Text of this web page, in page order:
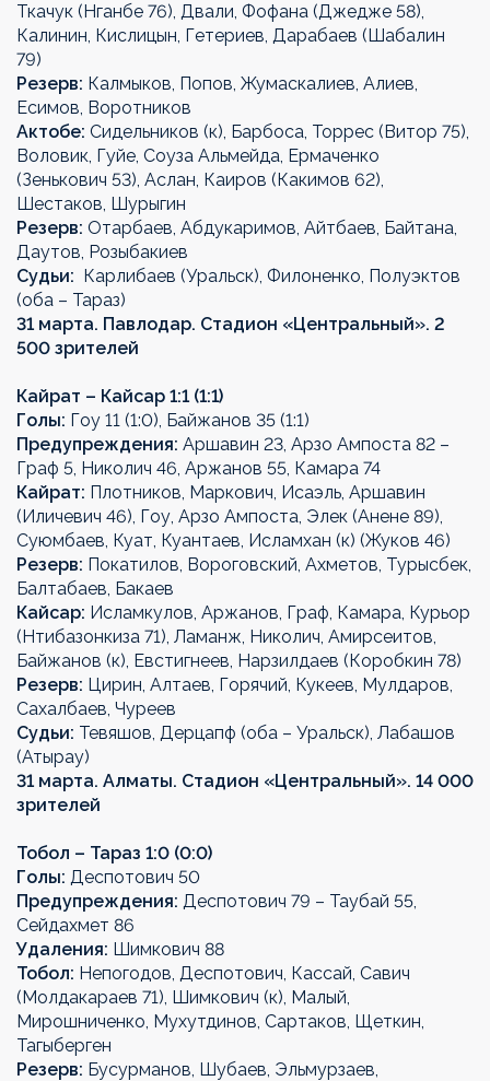
Ткачук (Нганбе 76), Двали, Фофана (Джедже 58),
Калинин, Кислицын, Гетериев, Дарабаев (Шабалин
79)
Резерв: Калмыков, Попов, Жумаскалиев, Алиев,
Есимов, Воротников
Актобе: Сидельников (к), Барбоса, Торрес (Витор 75),
Воловик, Гуйе, Соуза Альмейда, Ермаченко
(Зенькович 53), Аслан, Каиров (Какимов 62),
Шестаков, Шурыгин
Резерв: Отарбаев, Абдукаримов, Айтбаев, Байтана,
Даутов, Розыбакиев
Судьи: Карлибаев (Уральск), Филоненко, Полуэктов
(оба – Тараз)
31 марта. Павлодар. Стадион «Центральный». 2
500 зрителей
Кайрат – Кайсар 1:1 (1:1)
Голы: Гоу 11 (1:0), Байжанов 35 (1:1)
Предупреждения: Аршавин 23, Арзо Ампоста 82 –
Граф 5, Николич 46, Аржанов 55, Камара 74
Кайрат: Плотников, Маркович, Исаэль, Аршавин
(Иличевич 46), Гоу, Арзо Ампоста, Элек (Анене 89),
Суюмбаев, Куат, Куантаев, Исламхан (к) (Жуков 46)
Резерв: Покатилов, Вороговский, Ахметов, Турысбек,
Балтабаев, Бакаев
Кайсар: Исламкулов, Аржанов, Граф, Камара, Курьор
(Нтибазонкиза 71), Ламанж, Николич, Амирсеитов,
Байжанов (к), Евстигнеев, Нарзилдаев (Коробкин 78)
Резерв: Цирин, Алтаев, Горячий, Кукеев, Мулдаров,
Сахалбаев, Чуреев
Судьи: Тевяшов, Дерцапф (оба – Уральск), Лабашов
(Атырау)
31 марта. Алматы. Стадион «Центральный». 14 000
зрителей
Тобол – Тараз 1:0 (0:0)
Голы: Деспотович 50
Предупреждения: Деспотович 79 – Таубай 55,
Сейдахмет 86
Удаления: Шимкович 88
Тобол: Непогодов, Деспотович, Кассай, Савич
(Молдакараев 71), Шимкович (к), Малый,
Мирошниченко, Мухутдинов, Сартаков, Щеткин,
Тагыберген
Резерв: Бусурманов, Шубаев, Эльмурзаев,